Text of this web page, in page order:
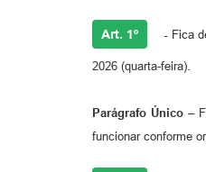
Art. 1º - Fica
2026 (quarta-feira).
Parágrafo Único –
funcionar conforme